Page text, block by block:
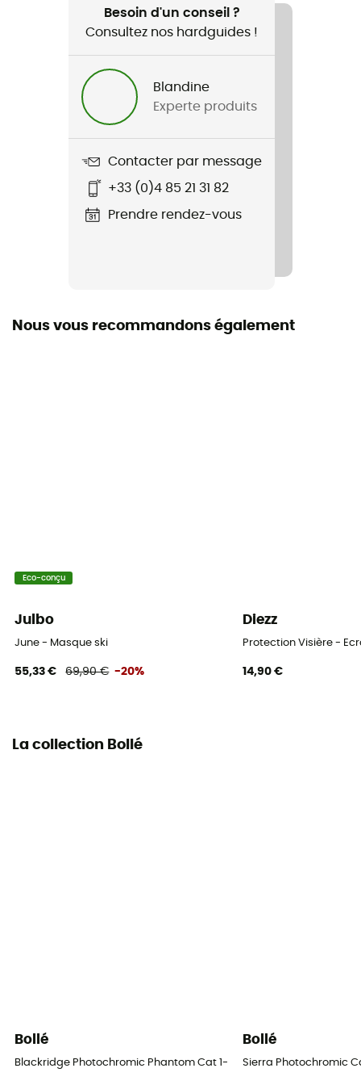
Ski / Snowboard / Ski all mountain
Homme / Femme
Nom du produit
Écran interchangeable
Besoin d'un conseil ?
Consultez nos hardguides !
Blandine
Experte produits
Contacter par message
+33 (0)4 85 21 31 82
Prendre rendez-vous
Nous vous recommandons également
Eco-conçu
Julbo
June - Masque ski
55,33 € 69,90 € -20%
Diezz
Protection Visière -
14,90 €
La collection Bollé
Bollé
Blackridge Photochromic Phantom Cat 1-4 - Masque ski
Bollé
Sierra Photochromic